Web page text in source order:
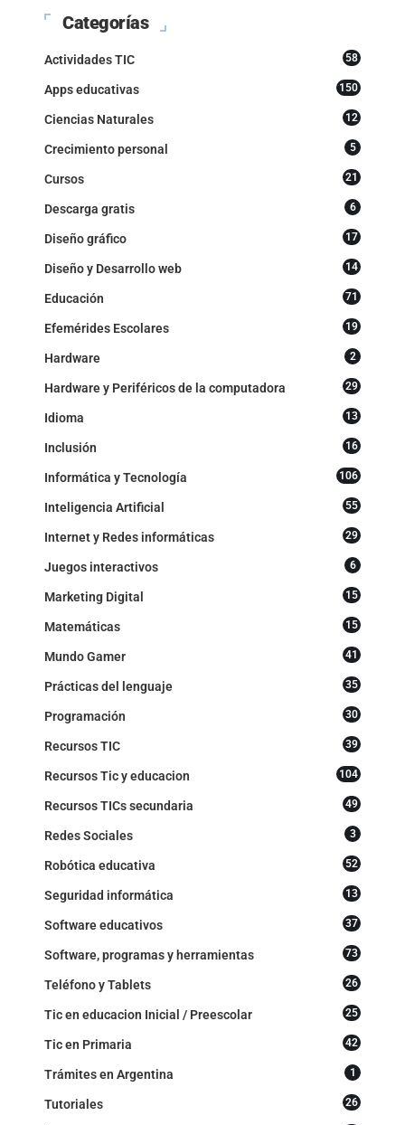
Categorías
Actividades TIC 58
Apps educativas 150
Ciencias Naturales 12
Crecimiento personal 5
Cursos 21
Descarga gratis 6
Diseño gráfico 17
Diseño y Desarrollo web 14
Educación 71
Efemérides Escolares 19
Hardware 2
Hardware y Periféricos de la computadora 29
Idioma 13
Inclusión 16
Informática y Tecnología 106
Inteligencia Artificial 55
Internet y Redes informáticas 29
Juegos interactivos 6
Marketing Digital 15
Matemáticas 15
Mundo Gamer 41
Prácticas del lenguaje 35
Programación 30
Recursos TIC 39
Recursos Tic y educacion 104
Recursos TICs secundaria 49
Redes Sociales 3
Robótica educativa 52
Seguridad informática 13
Software educativos 37
Software, programas y herramientas 73
Teléfono y Tablets 26
Tic en educacion Inicial / Preescolar 25
Tic en Primaria 42
Trámites en Argentina 1
Tutoriales 26